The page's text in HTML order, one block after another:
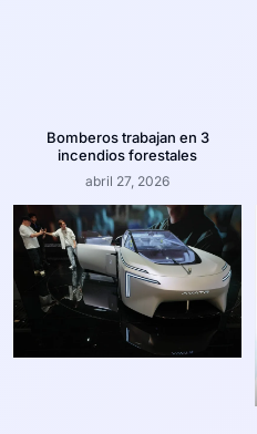
Bomberos trabajan en 3
incendios forestales
abril 27, 2026